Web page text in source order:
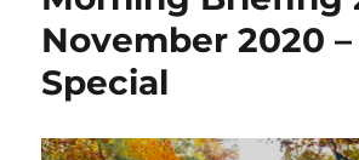
2021
eine
November 2020
Special